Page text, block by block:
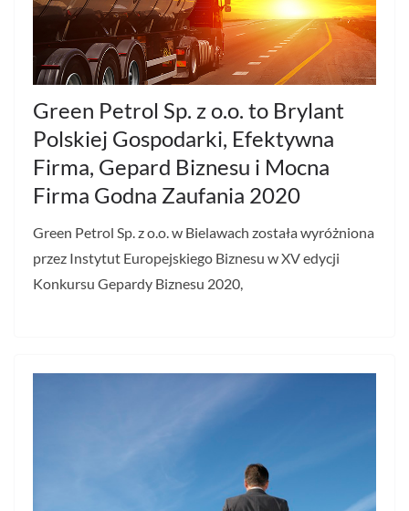
Green Petrol Sp. z o.o. to Brylant
Polskiej Gospodarki, Efektywna
Firma, Gepard Biznesu i Mocna
Firma Godna Zaufania 2020
Green Petrol Sp. z o.o. w Bielawach została wyróżniona
przez Instytut Europejskiego Biznesu w XV edycji
Konkursu Gepardy Biznesu 2020,